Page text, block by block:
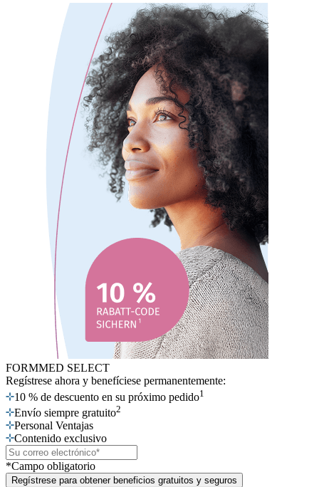
FORMMED SELECT
Regístrese ahora y benefíciese permanentemente:
10 % de descuento en su próximo pedido1
Envío siempre gratuito2
Personal Ventajas
Contenido exclusivo
*Campo obligatorio
Regístrese para obtener beneficios gratuitos y seguros